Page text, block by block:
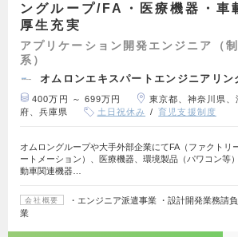
ングループ/FA・医療機器・車
厚生充実
アプリケーション開発エンジニア（
系）
オムロンエキスパートエンジニアリン
400万円 ～ 699万円
東京都、神奈川県
府、兵庫県
土日祝休み 育児支援制度
オムロングループや大手外部企業にてFA（ファクトリ
ートメーション）、医療機器、環境製品（パワコン等
動車関連機器…
会社概要
・エンジニア派遣事業 ・設計開発業務請
業